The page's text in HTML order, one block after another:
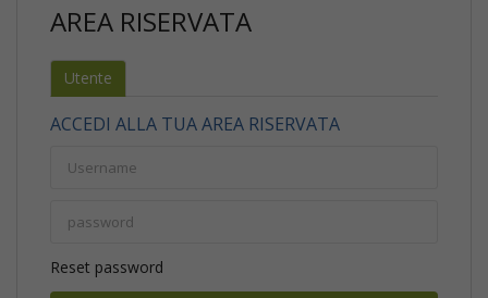
AREA RISERVATA
Utente
ACCEDI ALLA TUA AREA RISERVATA
Reset password